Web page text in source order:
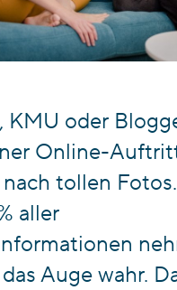
KMU oder
Online-
tollen
aller
Auge wahr.